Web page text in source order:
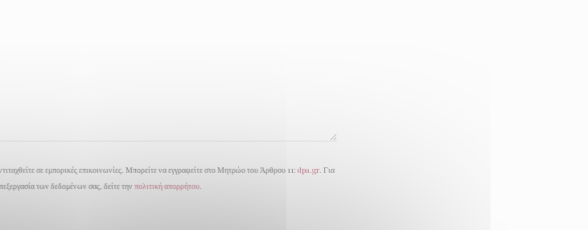
σε εμπορικές επικοινωνίες. Μπορείτε να εγγραφείτε στο Μητρώο του Άρθρου 11: dpa.gr. Για
των δεδομένων σας, δείτε τηνπολιτική απορρήτου.